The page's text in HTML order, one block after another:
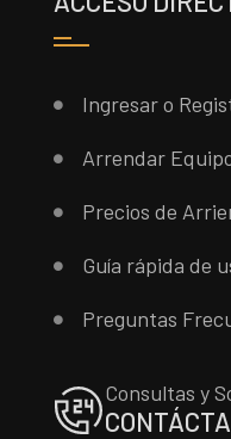
Ingresar o
Arrendar
Precios de
Guía rápida de
Preguntas
Consultas y